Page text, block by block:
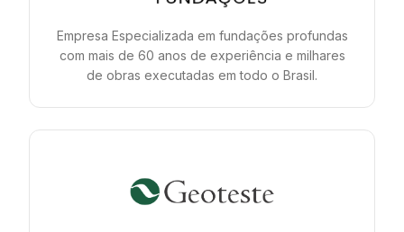
Empresa Especializada em fundações profundas
com mais de 60 anos de experiência e milhares
de obras executadas em todo o Brasil.